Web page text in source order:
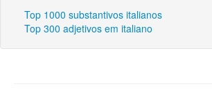
Top 1000 substantivos italianos
Top 300 adjetivos em italiano